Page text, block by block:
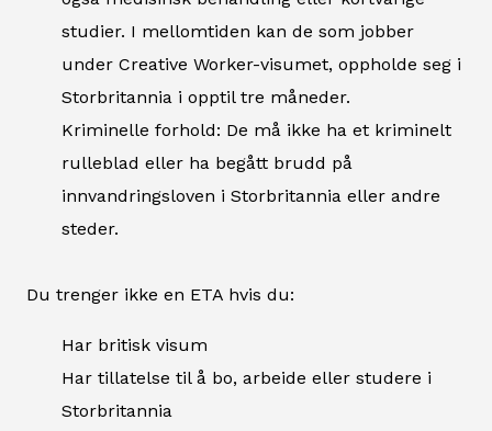
studier. I mellomtiden kan de som jobber
under Creative Worker-visumet, oppholde seg i
Storbritannia i opptil tre måneder.
Kriminelle forhold: De må ikke ha et kriminelt
rulleblad eller ha begått brudd på
innvandringsloven i Storbritannia eller andre
steder.
Du trenger ikke en ETA hvis du:
Har britisk visum
Har tillatelse til å bo, arbeide eller studere i
Storbritannia